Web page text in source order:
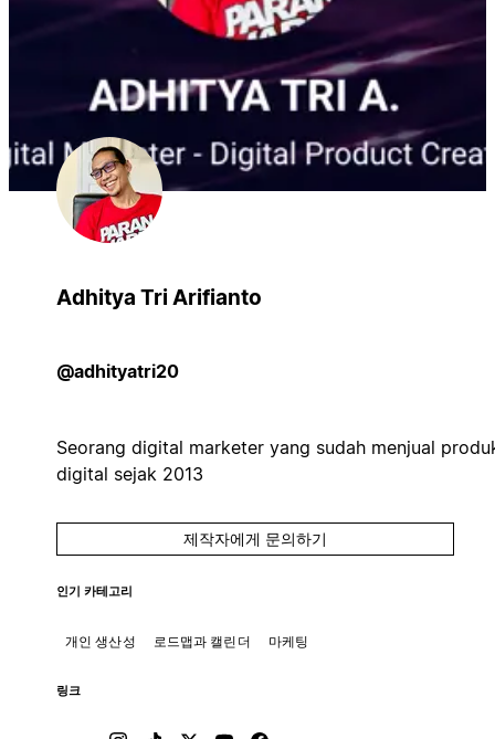
Adhitya Tri Arifianto
@adhityatri20
Seorang digital marketer yang sudah menjual
digital sejak 2013
제작자에게 문의하기
인기 카테고리
개인 생산성 로드맵과 캘린더 마케팅
링크